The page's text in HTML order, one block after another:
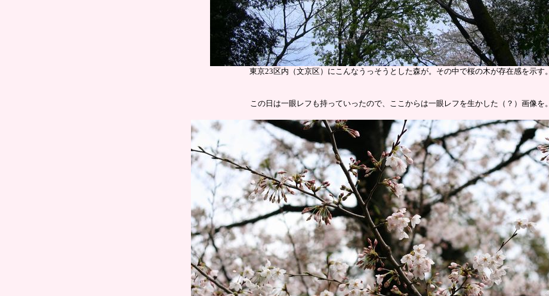
東京23区内（文京区）にこんなうっそうとした森が。その中で桜の木が存在感を示す。
この日は一眼レフも持っていったので、ここからは一眼レフを生かした（？）画像を。